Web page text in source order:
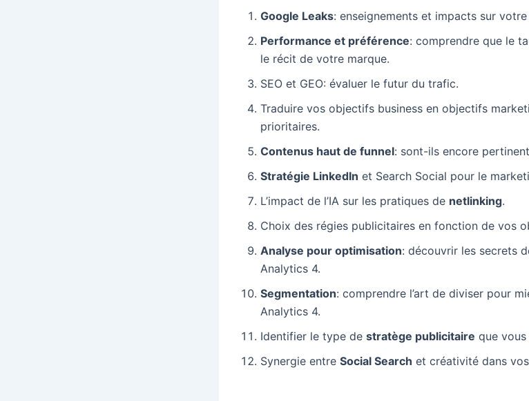
Google Leaks: enseignements et impacts sur votre
Performance et préférence: comprendre que le
le récit de votre marque.
SEO et GEO: évaluer le futur du trafic.
Traduire vos objectifs business en objectifs
prioritaires.
Contenus haut de funnel: sont-ils encore
Stratégie LinkedIn et Search Social pour le
L’impact de l’IA sur les pratiques de netlinking.
Choix des régies publicitaires en fonction de vos
Analyse pour optimisation: découvrir les secrets
Analytics 4.
Segmentation: comprendre l’art de diviser pour
Analytics 4.
Identifier le type de stratège publicitaire que vous
Synergie entre Social Search et créativité dans